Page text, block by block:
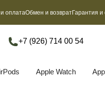
оплатаОбмен и возвратГарантия и
+7 (926) 714 00 54
Apple Watch